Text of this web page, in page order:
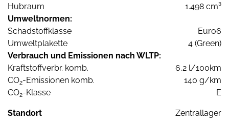
Hubraum
1.498 cm³
Umweltnormen:
Schadstoffklasse
Euro6
Umweltplakette
4 (Green)
Verbrauch und Emissionen nach WLTP:
Kraftstoffverbr. komb.
6,2 l/100km
CO2-Emissionen komb.
140 g/km
CO2-Klasse E
Standort Zentrallager